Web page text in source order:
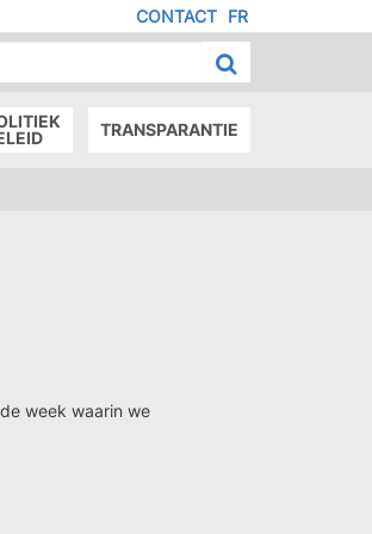
FR
CONTACT
TRANSPARANTIE
week waarin we